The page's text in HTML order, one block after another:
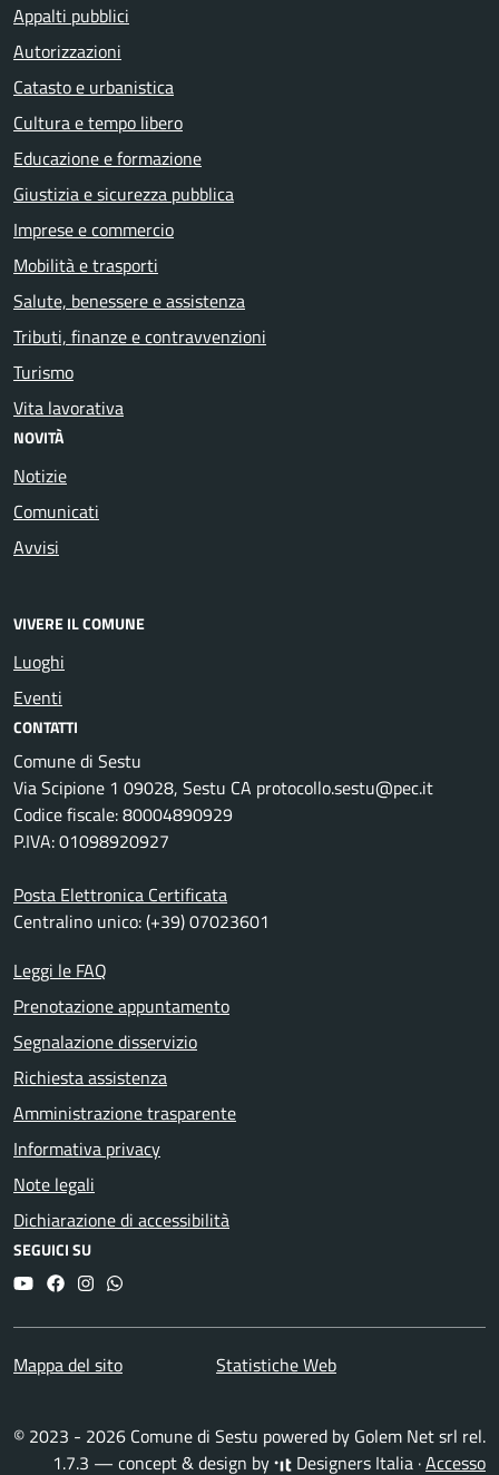
Appalti pubblici
Autorizzazioni
Catasto e urbanistica
Cultura e tempo libero
Educazione e formazione
Giustizia e sicurezza pubblica
Imprese e commercio
Mobilità e trasporti
Salute, benessere e assistenza
Tributi, finanze e contravvenzioni
Turismo
Vita lavorativa
NOVITÀ
Notizie
Comunicati
Avvisi
VIVERE IL COMUNE
Luoghi
Eventi
CONTATTI
Comune di Sestu
Via Scipione 1 09028, Sestu CA protocollo.sestu@pec.it
Codice fiscale: 80004890929
P.IVA: 01098920927
Posta Elettronica Certificata
Centralino unico: (+39) 07023601
Leggi le FAQ
Prenotazione appuntamento
Segnalazione disservizio
Richiesta assistenza
Amministrazione trasparente
Informativa privacy
Note legali
Dichiarazione di accessibilità
SEGUICI SU
YouTubeFacebookInstagram
Whatsapp
Mappa del sito Statistiche Web
© 2023 - 2026 Comune di Sestu powered by Golem Net srl rel.
1.7.3 — concept & design by
Designers Italia ·Accesso